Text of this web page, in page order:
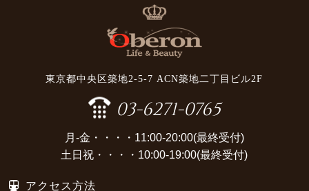
東京都中央区築地2-5-7 ACN築地二丁目ビル2F
03-6271-0765
月-金・・・・11:00-20:00(最終受付)
土日祝・・・・10:00-19:00(最終受付)
アクセス方法